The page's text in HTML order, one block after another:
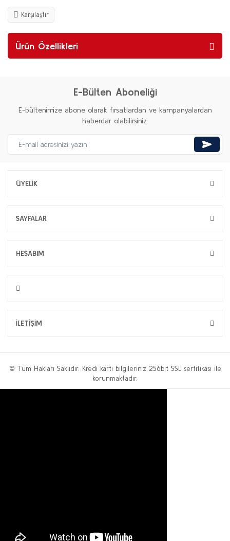
Karşılaştır
Ürün Özellikleri
E-Bülten Aboneliği
E-bültenimize abone olarak fırsatlardan ve kampanyalardan
haberdar olabilirsiniz.
ÜYELİK
SAYFALAR
HESABIM
İLETİŞİM
© Tüm Hakları Saklıdır. Kredi kartı bilgileriniz 256bit SSL sertifikası ile
korunmaktadır.